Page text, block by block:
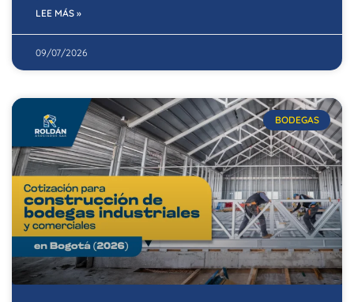
LEE MÁS »
09/07/2026
BODEGAS